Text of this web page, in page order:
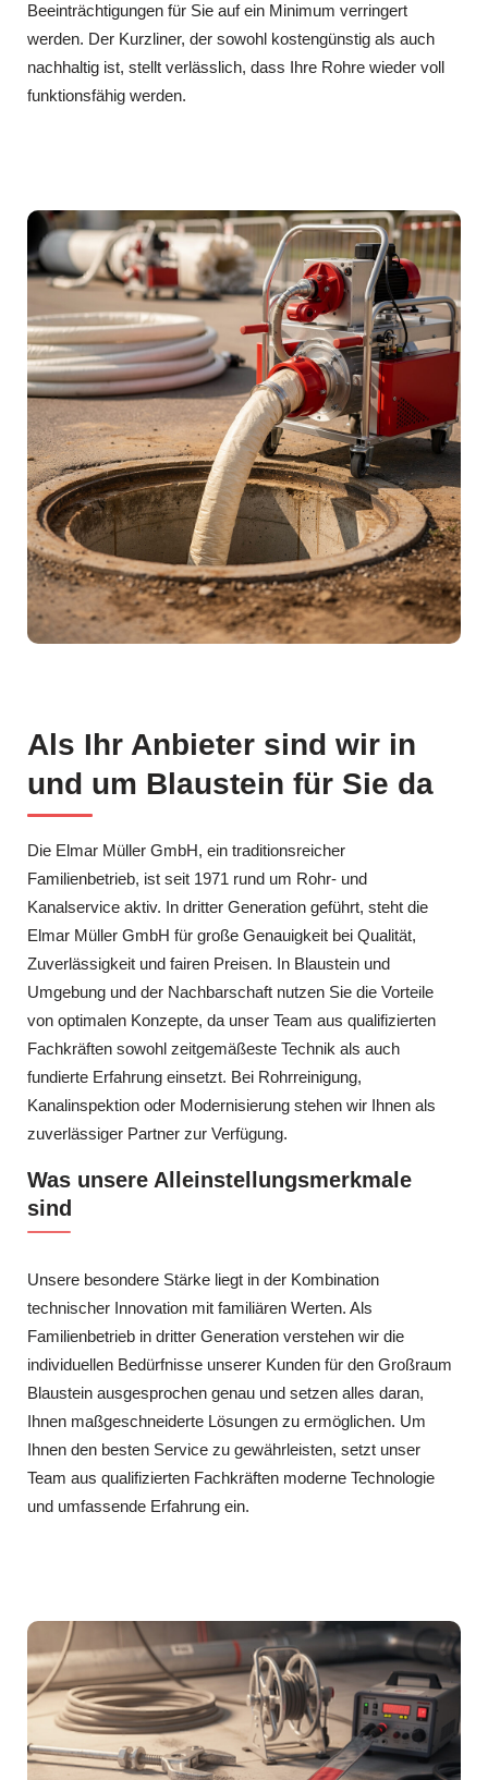
Beeinträchtigungen für Sie auf ein Minimum verringert
werden. Der Kurzliner, der sowohl kostengünstig als auch
nachhaltig ist, stellt verlässlich, dass Ihre Rohre wieder voll
funktionsfähig werden.
Als Ihr Anbieter sind wir in
und um Blaustein für Sie da
Die Elmar Müller GmbH, ein traditionsreicher
Familienbetrieb, ist seit 1971 rund um Rohr- und
Kanalservice aktiv. In dritter Generation geführt, steht die
Elmar Müller GmbH für große Genauigkeit bei Qualität,
Zuverlässigkeit und fairen Preisen. In Blaustein und
Umgebung und der Nachbarschaft nutzen Sie die Vorteile
von optimalen Konzepte, da unser Team aus qualifizierten
Fachkräften sowohl zeitgemäßeste Technik als auch
fundierte Erfahrung einsetzt. Bei Rohrreinigung,
Kanalinspektion oder Modernisierung stehen wir Ihnen als
zuverlässiger Partner zur Verfügung.
Was unsere Alleinstellungsmerkmale
sind
Unsere besondere Stärke liegt in der Kombination
technischer Innovation mit familiären Werten. Als
Familienbetrieb in dritter Generation verstehen wir die
individuellen Bedürfnisse unserer Kunden für den Großraum
Blaustein ausgesprochen genau und setzen alles daran,
Ihnen maßgeschneiderte Lösungen zu ermöglichen. Um
Ihnen den besten Service zu gewährleisten, setzt unser
Team aus qualifizierten Fachkräften moderne Technologie
und umfassende Erfahrung ein.